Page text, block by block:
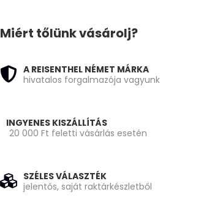
Miért tőlünk vásárolj?
A REISENTHEL NÉMET MÁRKA
hivatalos forgalmazója vagyunk
INGYENES KISZÁLLÍTÁS
20 000 Ft feletti vásárlás esetén
SZÉLES VÁLASZTÉK
jelentős, saját raktárkészletből